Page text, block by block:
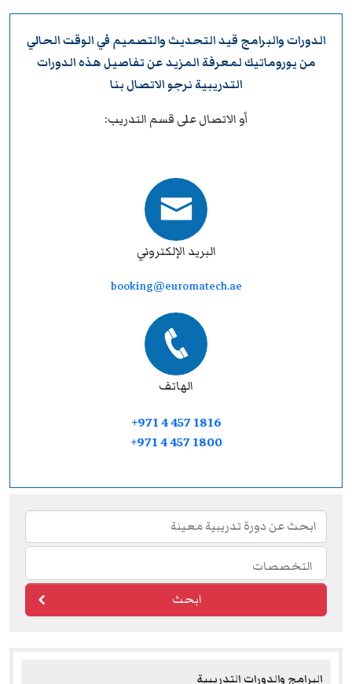
الدورات والبرامج قيد التحديث والتصميم في الوقت الحالي
منيوروماتيكلمعرفة المزيد عن تفاصيل هذه الدورات
التدريبية نرجوالاتصال بنا
أو الاتصال على قسم التدريب:
البريد الإلكتروني
booking@euromatech.ae
الهاتف
+971 4 457 1816
+971 4 457 1800
ابحث
البرامج والدورات التدريبية